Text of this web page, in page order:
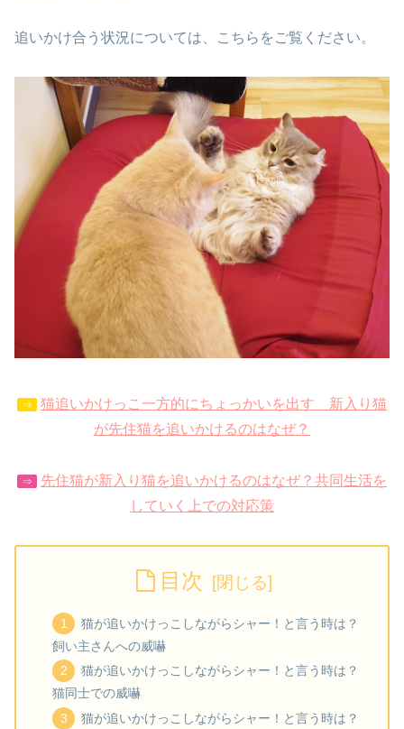
追いかけ合う状況については、こちらをご覧ください。
⇒
猫追いかけっこ一方的にちょっかいを出す 新入り猫
が先住猫を追いかけるのはなぜ？
⇒
先住猫が新入り猫を追いかけるのはなぜ？共同生活を
していく上での対応策
目次
猫が追いかけっこしながらシャー！と言う時は？
飼い主さんへの威嚇
猫が追いかけっこしながらシャー！と言う時は？
猫同士での威嚇
猫が追いかけっこしながらシャー！と言う時は？